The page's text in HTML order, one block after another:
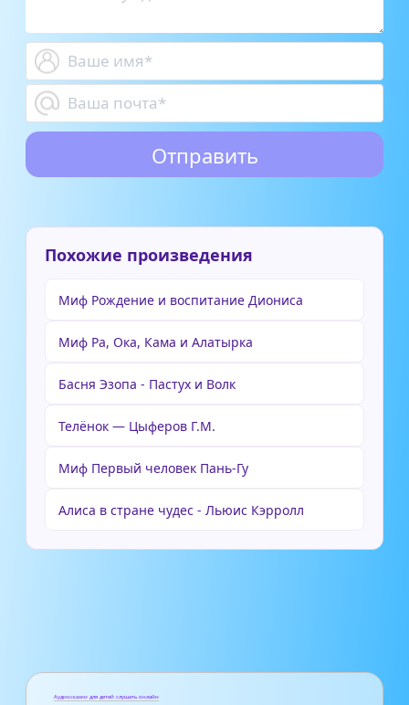
Похожие произведения
Миф Рождение и воспитание Диониса
Миф Ра, Ока, Кама и Алатырка
Басня Эзопа - Пастух и Волк
Телёнок — Цыферов Г.М.
Миф Первый человек Пань-Гу
Алиса в стране чудес - Льюис Кэрролл
Аудиосказки для детей слушать онлайн